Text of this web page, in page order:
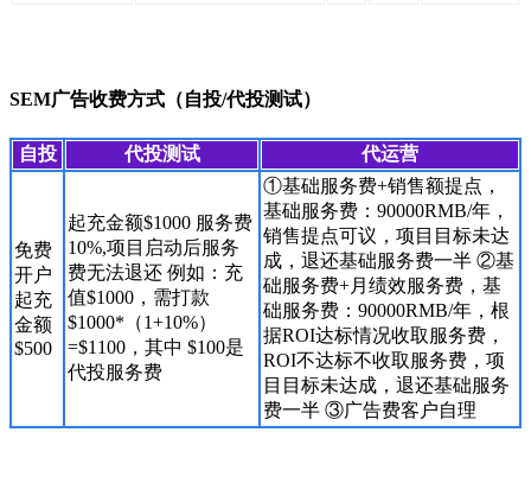
SEM广告收费方式（自投/代投测试）
自投 代投测试 代运营
免费
开户
起充
金额
$500
起充金额$1000 服务费
10%,项目启动后服务
费无法退还 例如：充
值$1000，需打款
$1000*（1+10%）
=$1100，其中 $100是
代投服务费
①基础服务费+销售额提点，
基础服务费：90000RMB/年，
销售提点可议，项目目标未达
成，退还基础服务费一半 ②基
础服务费+月绩效服务费，基
础服务费：90000RMB/年，根
据ROI达标情况收取服务费，
ROI不达标不收取服务费，项
目目标未达成，退还基础服务
费一半 ③广告费客户自理